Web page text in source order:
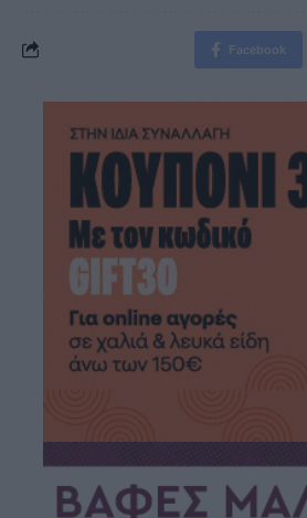
Facebook